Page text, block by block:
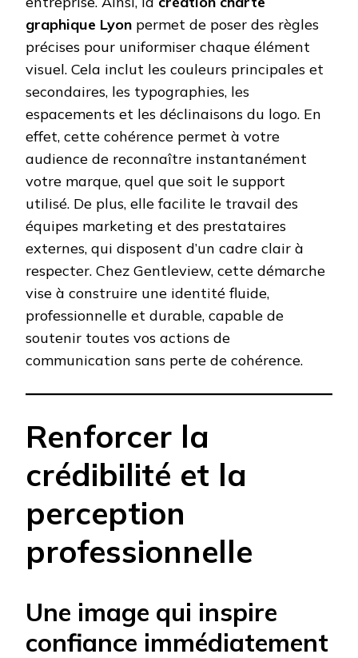
graphique Lyon permet de poser des règles
précises pour uniformiser chaque élément
visuel. Cela inclut les couleurs principales et
secondaires, les typographies, les
espacements et les déclinaisons du logo. En
effet, cette cohérence permet à votre
audience de reconnaître instantanément
votre marque, quel que soit le support
utilisé. De plus, elle facilite le travail des
équipes marketing et des prestataires
externes, qui disposent d’un cadre clair à
respecter. Chez Gentleview, cette démarche
vise à construire une identité fluide,
professionnelle et durable, capable de
soutenir toutes vos actions de
communication sans perte de cohérence.
Renforcer la
crédibilité et la
perception
professionnelle
Une image qui inspire
confiance immédiatement